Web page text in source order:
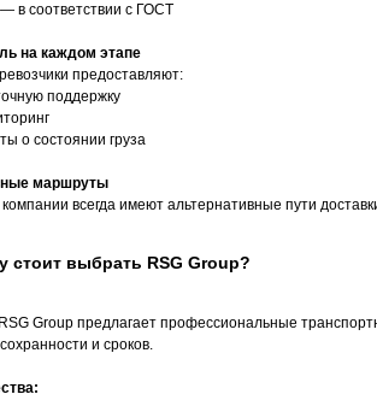
в соответствии с ГОСТ
на каждом этапе
предоставляют:
поддержку
о состоянии груза
маршруты
всегда имеют альтернативные пути
стоит выбрать RSG Group?
Group предлагает профессиональные
и сроков.